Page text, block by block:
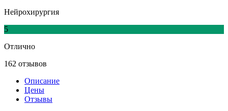
Нейрохирургия
5
Отлично
162 отзывов
Описание
Цены
Отзывы